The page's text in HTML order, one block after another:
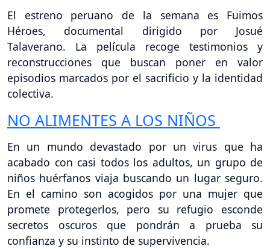
El estreno peruano de la semana es Fuimos
Héroes, documental dirigido por Josué
Talaverano. La película recoge testimonios y
reconstrucciones que buscan poner en valor
episodios marcados por el sacrificio y la identidad
colectiva.
NO ALIMENTES A LOS NIÑOS
En un mundo devastado por un virus que ha
acabado con casi todos los adultos, un grupo de
niños huérfanos viaja buscando un lugar seguro.
En el camino son acogidos por una mujer que
promete protegerlos, pero su refugio esconde
secretos oscuros que pondrán a prueba su
confianza y su instinto de supervivencia.